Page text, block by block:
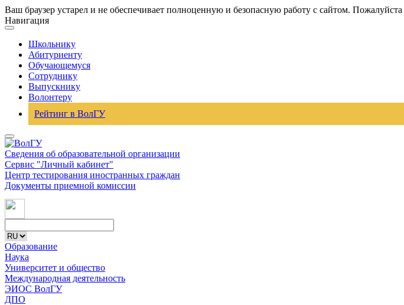
Ваш браузер устарел и не обеспечивает полноценную и безопасную работу с сайтом. Пожалуйста
Навигация
Школьнику
Абитуриенту
Обучающемуся
Сотруднику
Выпускнику
Волонтеру
Рейтинг в ВолГУ
Сведения об образовательной организации
Сервис "Личный кабинет"
Центр тестирования иностранных граждан
Документы приемной комиссии
Образование
Наука
Университет и общество
Международная деятельность
ЭИОС ВолГУ
ДПО